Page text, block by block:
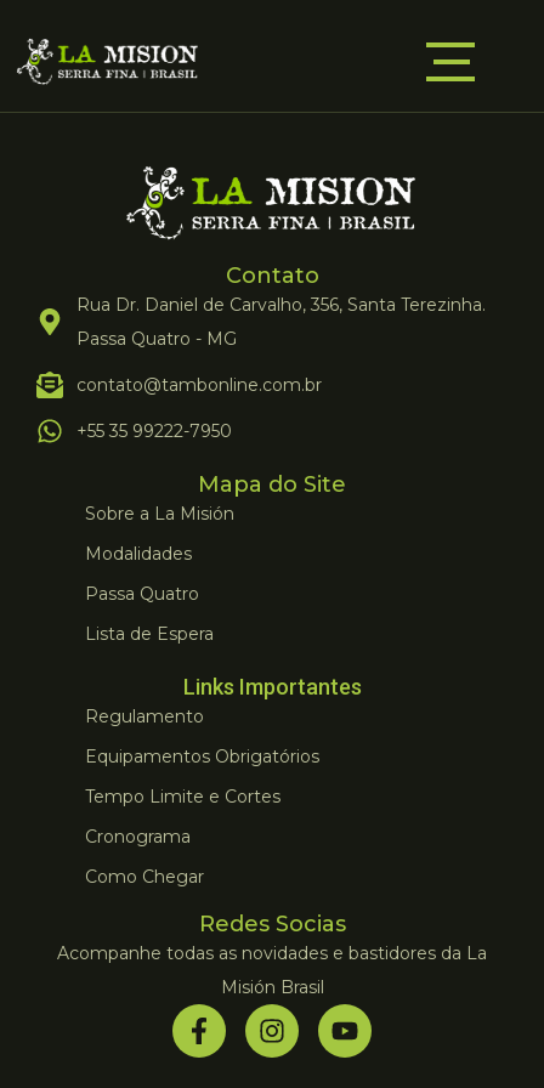
Contato
Rua Dr. Daniel de Carvalho, 356, Santa Terezinha.
Passa Quatro - MG
contato@tambonline.com.br
+55 35 99222-7950
Mapa do Site
Sobre a La Misión
Modalidades
Passa Quatro
Lista de Espera
Links Importantes
Regulamento
Equipamentos Obrigatórios
Tempo Limite e Cortes
Cronograma
Como Chegar
Redes Socias
Acompanhe todas as novidades e bastidores da La
Misión Brasil